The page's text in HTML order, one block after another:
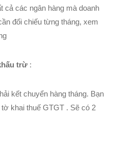
cả các ngân hàng mà doanh
đối chiếu từng tháng, xem
trừ :
kết chuyển hàng tháng. Bạn
khai thuế GTGT . Sẽ có 2